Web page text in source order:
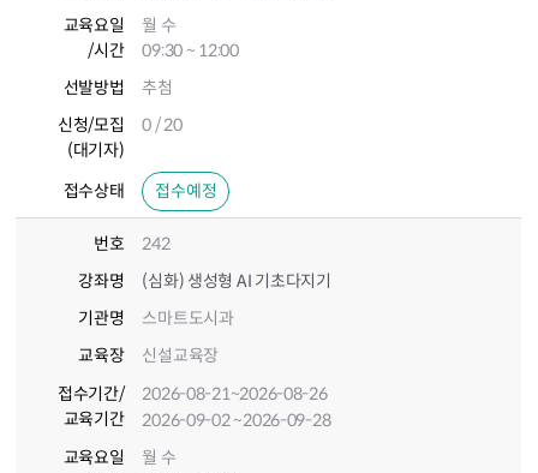
교육요일
/시간
월 수
09:30 ~ 12:00
선발방법
추첨
신청/모집
(대기자)
0 / 20
접수상태 접수예정
번호
242
강좌명
(심화) 생성형 AI 기초다지기
기관명
스마트도시과
교육장
신설교육장
접수기간/
교육기간
2026-08-21~2026-08-26
2026-09-02~2026-09-28
교육요일
월 수